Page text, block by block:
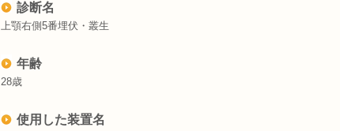
診断名
上顎右側5番埋伏・叢生
年齢
28歳
使用した装置名